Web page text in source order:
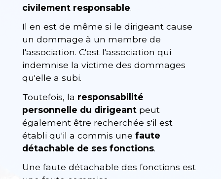
civilement responsable.
Il en est de même si le dirigeant cause
un dommage à un membre de
l'association. C'est l'association qui
indemnise la victime des dommages
qu'elle a subi.
Toutefois, la responsabilité
personnelle du dirigeant peut
également être recherchée s'il est
établi qu'il a commis une faute
détachable de ses fonctions.
Une faute détachable des fonctions est